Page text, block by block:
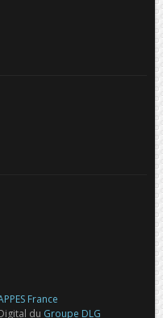
France
du Groupe DLG